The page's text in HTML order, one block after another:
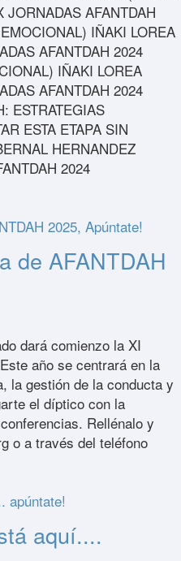
AFANTDAH
IÑAKI LOREA
AFANTDAH 2024
IÑAKI LOREA
AFANTDAH 2024
ESTRATEGIAS
ESTA ETAPA SIN
HERNANDEZ
2024
de AFANTDAH
dará comienzo la XI
año se centrará en la
la gestión de la conducta y
el díptico con la
Rellénalo y
o a través del teléfono
aquí....